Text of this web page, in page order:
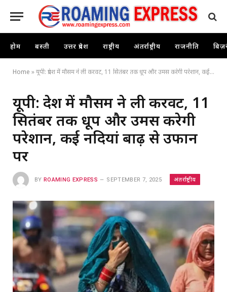
होम बस्ती उत्तर प्रदेश राष्ट्रीय अंतर्राष्ट्रीय राजनीति
Home »यूपी: प्रदेश में मौसम ने ली करवट, 11 सितंबर तक धूप और उमस करेगी परेशान, कई नदियां बाढ़ से उफान पर
यूपी: प्रदेश में मौसम ने ली करवट, 11
सितंबर तक धूप और उमस करेगी
परेशान, कई नदियां बाढ़ से उफान
पर
BY ROAMING EXPRESS SEPTEMBER 7, 2025 अंतर्राष्ट्रीय